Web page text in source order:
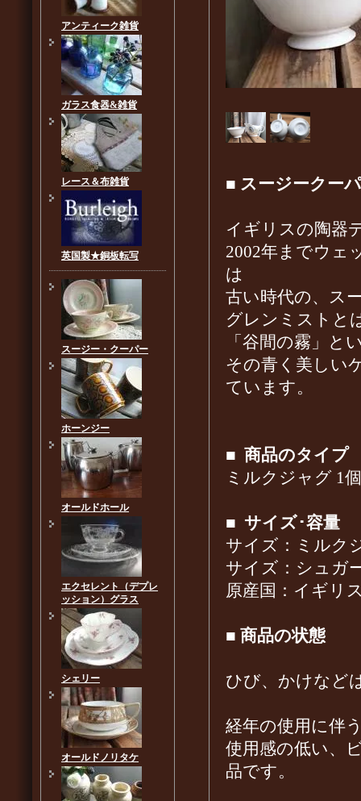
■ スージークー
イギリスの陶器
2002年までウェ
は
古い時代の、ス
グレンミストと
「谷間の霧」と
その青く美しい
ています。
■ 商品のタイプ
ミルクジャグ 1
■ サイズ･容量
サイズ：ミル
サイズ：シュガ
原産国：イギ
■ 商品の状態
ひび、かけなど
経年の使用に伴
使用感の低い、
品です。
アンティーク雑貨
ガラス食器&雑貨
レース＆布雑貨
英国製★銅板転写
スージー・クーパー
ホーンジー
オールドホール
エクセレント（デプレ
ッション）グラス
シェリー
オールドノリタケ